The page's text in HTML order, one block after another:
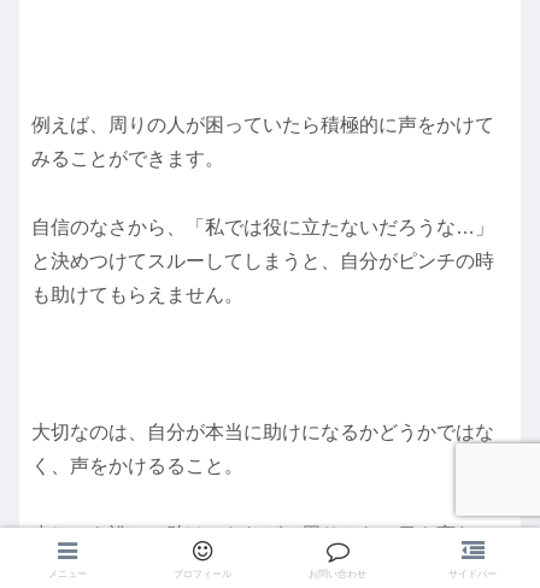
例えば、周りの人が困っていたら積極的に声をかけて
みることができます。
自信のなさから、「私では役に立たないだろうな…」
と決めつけてスルーしてしまうと、自分がピンチの時
も助けてもらえません。
大切なのは、自分が本当に助けになるかどうかではな
く、声をかけるること。
少しでも誰かの助けになれば、周りからの目も変わっ
てくるでしょう。
メニュー プロフィール お問い合わせ サイドバー